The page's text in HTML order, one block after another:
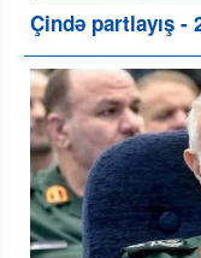
Çində partlayış -